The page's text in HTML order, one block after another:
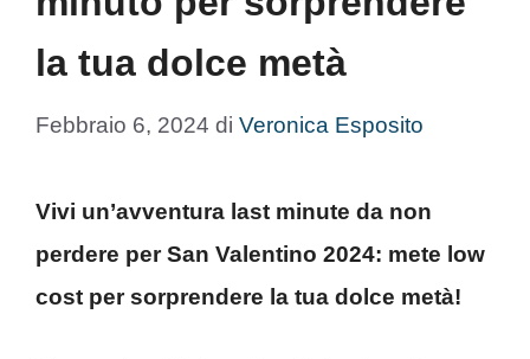
la tua dolce metà
Febbraio 6, 2024 di Veronica Esposito
Vivi un’avventura last minute da non
perdere per San Valentino 2024: mete low
cost per sorprendere la tua dolce metà!